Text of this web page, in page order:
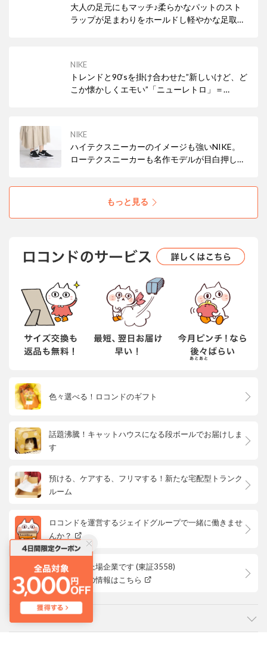
大人の足元にもマッチ♪柔らかなパットのスト
ラップが足まわりをホールドし軽やかな足取り
NIKE
トレンドと90‘sを掛け合わせた”新しいけど、ど
こか懐かしくエモい”「ニューレトロ」＝
ツ限定モデルが数量限定でリリース。
NIKE
ハイテクスニーカーのイメージも強いNIKE。
ローテクスニーカーも名作モデルが目白押し！
もっと見る
色々選べる！ロコンドのギフト
話題沸騰！キャットハウスになる段ボールでお届けしま
す
預ける、ケアする、フリマする！新たな宅配型トランク
ルーム
ロコンドを運営するジェイドグループで一緒に働きませ
んか？
ロコンドは上場企業です (東証3558)
株主優待等の情報はこちら